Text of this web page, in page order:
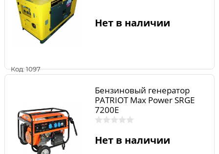
Код: 1097
Нет в наличии
Бензиновый генератор
PATRIOT Max Power SRGE
7200E
Нет в наличии